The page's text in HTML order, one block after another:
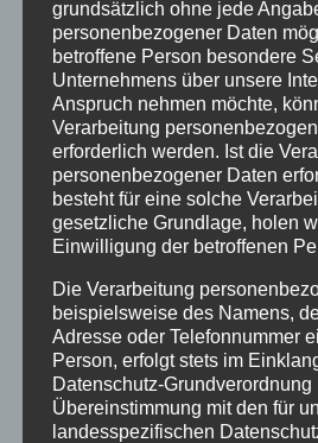
Erlebnissen
Halbzeit im Mikrozensus
Burgberger Dorfabende
Kategorien
Allgemein
Amtliche Bekanntmachungen
Bürgerinformationen
Fortbildungen
Klimaschutz Best Practice
Startseite
grundsätzlich ohne jede
personenbezogener Daten
betroffene Person besondere
Unternehmens über unsere
Anspruch nehmen möchte,
Verarbeitung
erforderlich werden. Ist die
personenbezogener Daten
besteht für eine solche
gesetzliche Grundlage, holen
Einwilligung der betroffenen
Die Verarbeitung
beispielsweise des Namens,
Adresse oder Telefonnummer
Person, erfolgt stets im
Datenschutz-Grundverordnung
Übereinstimmung mit den für
landesspezifischen